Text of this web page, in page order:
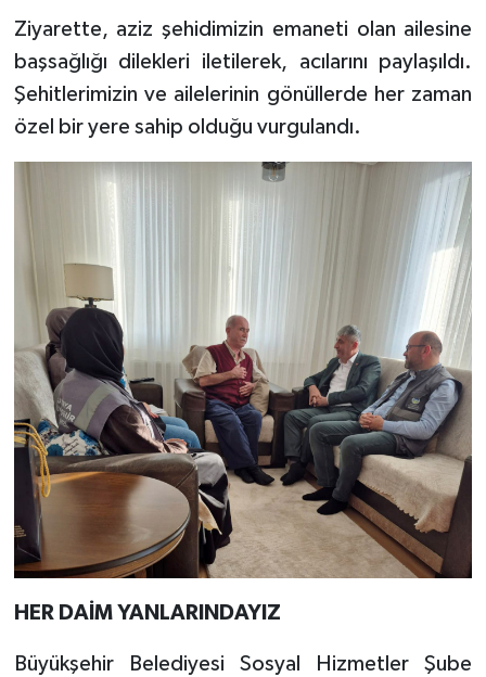
Ziyarette, aziz şehidimizin emaneti olan ailesine
başsağlığı dilekleri iletilerek, acılarını paylaşıldı.
Şehitlerimizin ve ailelerinin gönüllerde her zaman
özel bir yere sahip olduğu vurgulandı.
HER DAİM YANLARINDAYIZ
Büyükşehir Belediyesi Sosyal Hizmetler Şube